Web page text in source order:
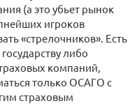
(а это убьет рынок
игроков
«стрелочников». Есть
либо
компаний,
только ОСАГО с
страховым